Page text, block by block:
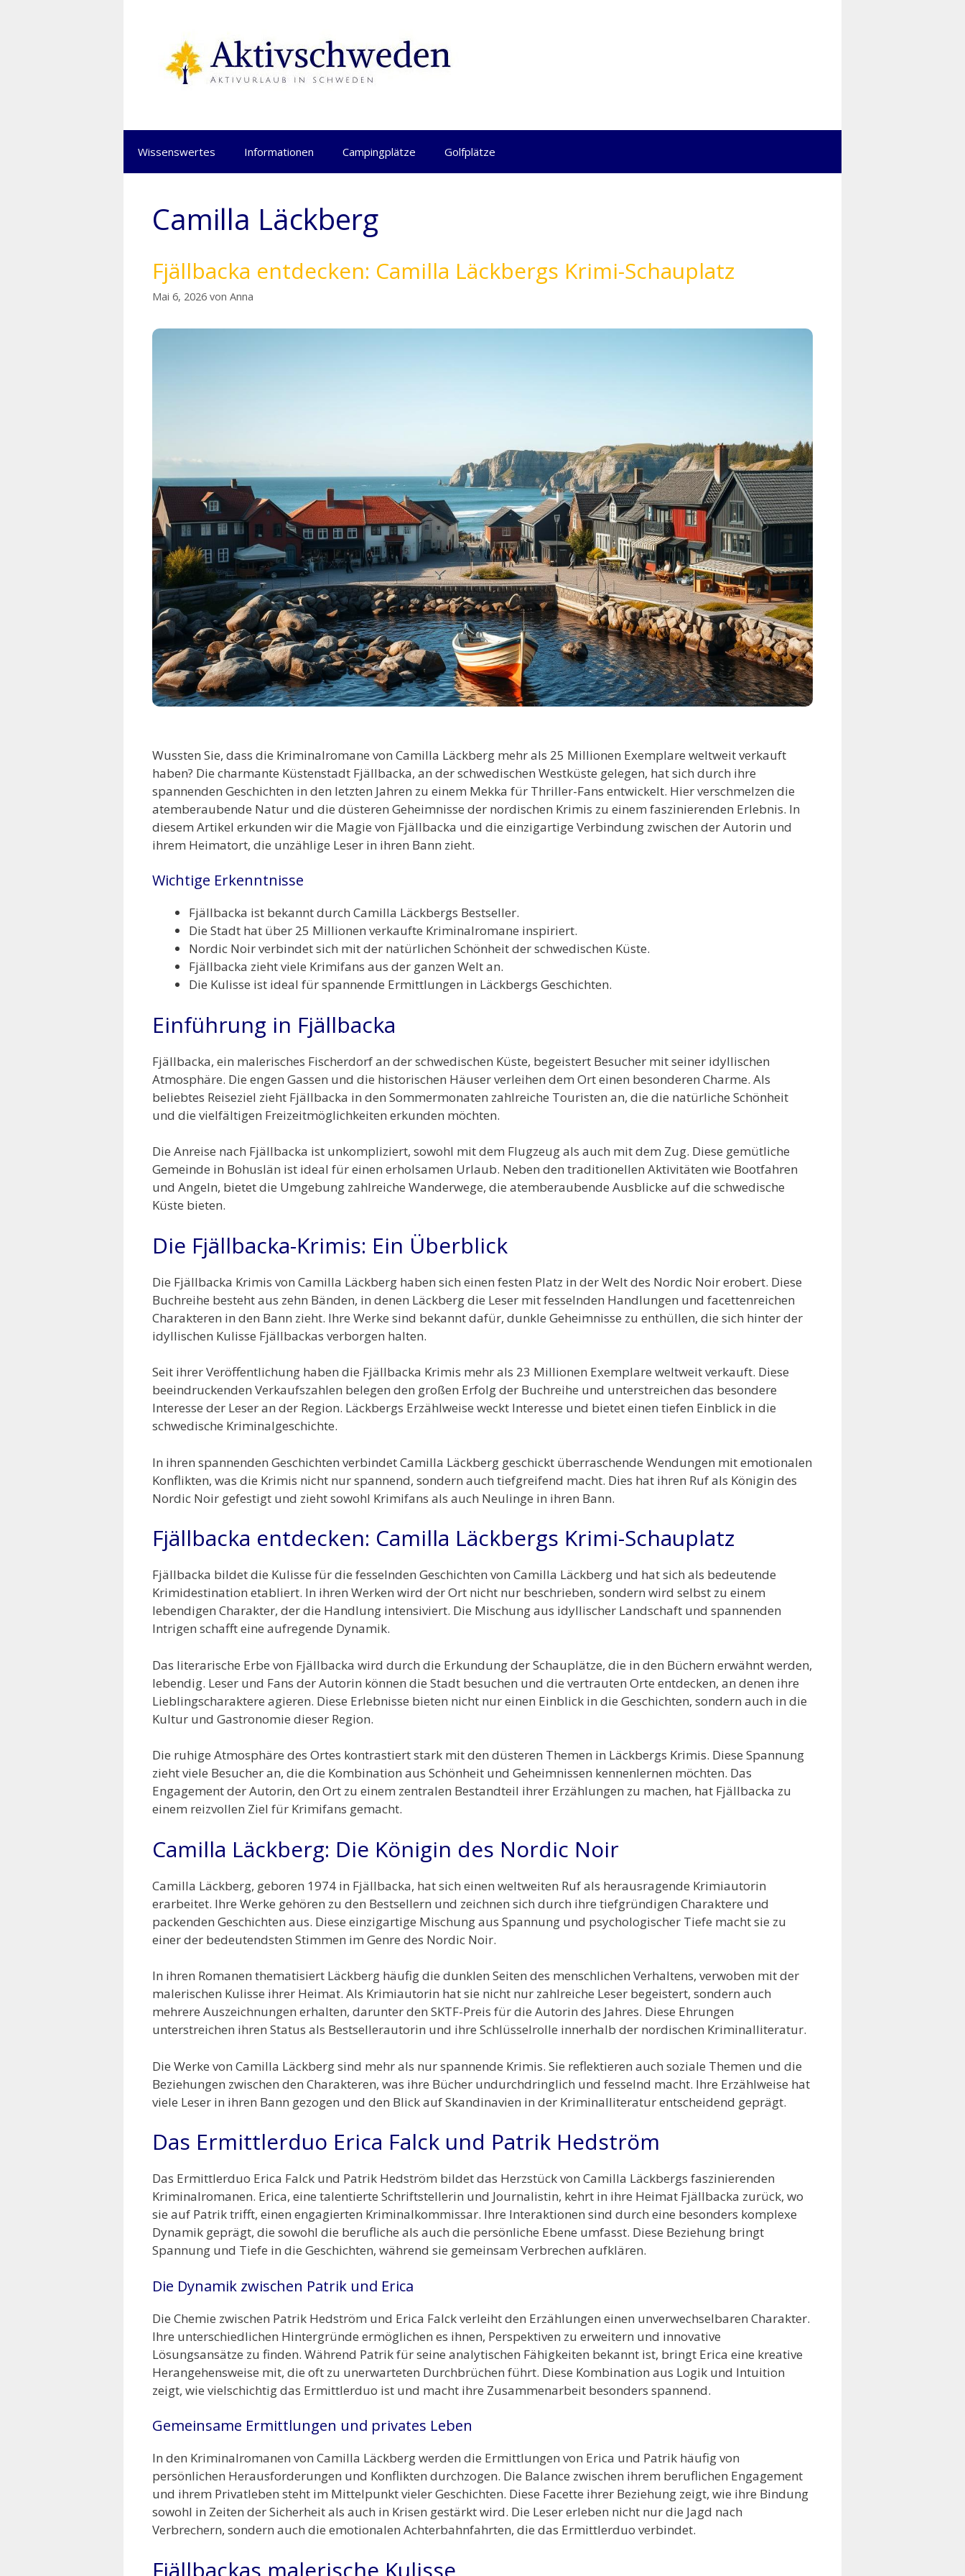
Wissenswertes Informationen Campingplätze Golfplätze
Camilla Läckberg
Fjällbacka entdecken: Camilla Läckbergs Krimi-Schauplatz
Mai 6, 2026 von Anna
Wussten Sie, dass die Kriminalromane von Camilla Läckberg mehr als 25 Millionen Exemplare weltweit verkauft
haben? Die charmante Küstenstadt Fjällbacka, an der schwedischen Westküste gelegen, hat sich durch ihre
spannenden Geschichten in den letzten Jahren zu einem Mekka für Thriller-Fans entwickelt. Hier verschmelzen die
atemberaubende Natur und die düsteren Geheimnisse der nordischen Krimis zu einem faszinierenden Erlebnis. In
diesem Artikel erkunden wir die Magie von Fjällbacka und die einzigartige Verbindung zwischen der Autorin und
ihrem Heimatort, die unzählige Leser in ihren Bann zieht.
Wichtige Erkenntnisse
Fjällbacka ist bekannt durch Camilla Läckbergs Bestseller.
Die Stadt hat über 25 Millionen verkaufte Kriminalromane inspiriert.
Nordic Noir verbindet sich mit der natürlichen Schönheit der schwedischen Küste.
Fjällbacka zieht viele Krimifans aus der ganzen Welt an.
Die Kulisse ist ideal für spannende Ermittlungen in Läckbergs Geschichten.
Einführung in Fjällbacka
Fjällbacka, ein malerisches Fischerdorf an der schwedischen Küste, begeistert Besucher mit seiner idyllischen
Atmosphäre. Die engen Gassen und die historischen Häuser verleihen dem Ort einen besonderen Charme. Als
beliebtes Reiseziel zieht Fjällbacka in den Sommermonaten zahlreiche Touristen an, die die natürliche Schönheit
und die vielfältigen Freizeitmöglichkeiten erkunden möchten.
Die Anreise nach Fjällbacka ist unkompliziert, sowohl mit dem Flugzeug als auch mit dem Zug. Diese gemütliche
Gemeinde in Bohuslän ist ideal für einen erholsamen Urlaub. Neben den traditionellen Aktivitäten wie Bootfahren
und Angeln, bietet die Umgebung zahlreiche Wanderwege, die atemberaubende Ausblicke auf die schwedische
Küste bieten.
Die Fjällbacka-Krimis: Ein Überblick
Die Fjällbacka Krimis von Camilla Läckberg haben sich einen festen Platz in der Welt des Nordic Noir erobert. Diese
Buchreihe besteht aus zehn Bänden, in denen Läckberg die Leser mit fesselnden Handlungen und facettenreichen
Charakteren in den Bann zieht. Ihre Werke sind bekannt dafür, dunkle Geheimnisse zu enthüllen, die sich hinter der
idyllischen Kulisse Fjällbackas verborgen halten.
Seit ihrer Veröffentlichung haben die Fjällbacka Krimis mehr als 23 Millionen Exemplare weltweit verkauft. Diese
beeindruckenden Verkaufszahlen belegen den großen Erfolg der Buchreihe und unterstreichen das besondere
Interesse der Leser an der Region. Läckbergs Erzählweise weckt Interesse und bietet einen tiefen Einblick in die
schwedische Kriminalgeschichte.
In ihren spannenden Geschichten verbindet Camilla Läckberg geschickt überraschende Wendungen mit emotionalen
Konflikten, was die Krimis nicht nur spannend, sondern auch tiefgreifend macht. Dies hat ihren Ruf als Königin des
Nordic Noir gefestigt und zieht sowohl Krimifans als auch Neulinge in ihren Bann.
Fjällbacka entdecken: Camilla Läckbergs Krimi-Schauplatz
Fjällbacka bildet die Kulisse für die fesselnden Geschichten von Camilla Läckberg und hat sich als bedeutende
Krimidestination etabliert. In ihren Werken wird der Ort nicht nur beschrieben, sondern wird selbst zu einem
lebendigen Charakter, der die Handlung intensiviert. Die Mischung aus idyllischer Landschaft und spannenden
Intrigen schafft eine aufregende Dynamik.
Das literarische Erbe von Fjällbacka wird durch die Erkundung der Schauplätze, die in den Büchern erwähnt werden,
lebendig. Leser und Fans der Autorin können die Stadt besuchen und die vertrauten Orte entdecken, an denen ihre
Lieblingscharaktere agieren. Diese Erlebnisse bieten nicht nur einen Einblick in die Geschichten, sondern auch in die
Kultur und Gastronomie dieser Region.
Die ruhige Atmosphäre des Ortes kontrastiert stark mit den düsteren Themen in Läckbergs Krimis. Diese Spannung
zieht viele Besucher an, die die Kombination aus Schönheit und Geheimnissen kennenlernen möchten. Das
Engagement der Autorin, den Ort zu einem zentralen Bestandteil ihrer Erzählungen zu machen, hat Fjällbacka zu
einem reizvollen Ziel für Krimifans gemacht.
Camilla Läckberg: Die Königin des Nordic Noir
Camilla Läckberg, geboren 1974 in Fjällbacka, hat sich einen weltweiten Ruf als herausragende Krimiautorin
erarbeitet. Ihre Werke gehören zu den Bestsellern und zeichnen sich durch ihre tiefgründigen Charaktere und
packenden Geschichten aus. Diese einzigartige Mischung aus Spannung und psychologischer Tiefe macht sie zu
einer der bedeutendsten Stimmen im Genre des Nordic Noir.
In ihren Romanen thematisiert Läckberg häufig die dunklen Seiten des menschlichen Verhaltens, verwoben mit der
malerischen Kulisse ihrer Heimat. Als Krimiautorin hat sie nicht nur zahlreiche Leser begeistert, sondern auch
mehrere Auszeichnungen erhalten, darunter den SKTF-Preis für die Autorin des Jahres. Diese Ehrungen
unterstreichen ihren Status als Bestsellerautorin und ihre Schlüsselrolle innerhalb der nordischen Kriminalliteratur.
Die Werke von Camilla Läckberg sind mehr als nur spannende Krimis. Sie reflektieren auch soziale Themen und die
Beziehungen zwischen den Charakteren, was ihre Bücher undurchdringlich und fesselnd macht. Ihre Erzählweise hat
viele Leser in ihren Bann gezogen und den Blick auf Skandinavien in der Kriminalliteratur entscheidend geprägt.
Das Ermittlerduo Erica Falck und Patrik Hedström
Das Ermittlerduo Erica Falck und Patrik Hedström bildet das Herzstück von Camilla Läckbergs faszinierenden
Kriminalromanen. Erica, eine talentierte Schriftstellerin und Journalistin, kehrt in ihre Heimat Fjällbacka zurück, wo
sie auf Patrik trifft, einen engagierten Kriminalkommissar. Ihre Interaktionen sind durch eine besonders komplexe
Dynamik geprägt, die sowohl die berufliche als auch die persönliche Ebene umfasst. Diese Beziehung bringt
Spannung und Tiefe in die Geschichten, während sie gemeinsam Verbrechen aufklären.
Die Dynamik zwischen Patrik und Erica
Die Chemie zwischen Patrik Hedström und Erica Falck verleiht den Erzählungen einen unverwechselbaren Charakter.
Ihre unterschiedlichen Hintergründe ermöglichen es ihnen, Perspektiven zu erweitern und innovative
Lösungsansätze zu finden. Während Patrik für seine analytischen Fähigkeiten bekannt ist, bringt Erica eine kreative
Herangehensweise mit, die oft zu unerwarteten Durchbrüchen führt. Diese Kombination aus Logik und Intuition
zeigt, wie vielschichtig das Ermittlerduo ist und macht ihre Zusammenarbeit besonders spannend.
Gemeinsame Ermittlungen und privates Leben
In den Kriminalromanen von Camilla Läckberg werden die Ermittlungen von Erica und Patrik häufig von
persönlichen Herausforderungen und Konflikten durchzogen. Die Balance zwischen ihrem beruflichen Engagement
und ihrem Privatleben steht im Mittelpunkt vieler Geschichten. Diese Facette ihrer Beziehung zeigt, wie ihre Bindung
sowohl in Zeiten der Sicherheit als auch in Krisen gestärkt wird. Die Leser erleben nicht nur die Jagd nach
Verbrechern, sondern auch die emotionalen Achterbahnfahrten, die das Ermittlerduo verbindet.
Fjällbackas malerische Kulisse